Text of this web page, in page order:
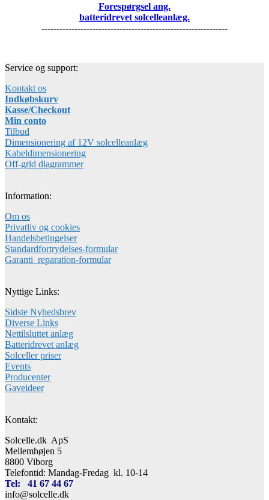
Forespørgsel ang.
batteridrevet solcelleanlæg.
--------------------------------------------------------------
Service og support:
Kontakt os
Indkøbskurv
Kasse/Checkout
Min conto
Tilbud
Dimensionering af 12V solcelleanlæg
Kabeldimensionering
Off-grid diagrammer
Information:
Om os
Privatliv og cookies
Handelsbetingelser
Standardfortrydelses-formular
Garanti_reparation-formular
Nyttige Links:
Sidste Nyhedsbrev
Diverse Links
Nettilsluttet anlæg
Batteridrevet anlæg
Solceller priser
Events
Producenter
Gaveideer
Kontakt:
Solcelle.dk ApS
Mellemhøjen 5
8800 Viborg
Telefontid: Mandag-Fredag kl. 10-14
Tel: 41 67 44 67
info@solcelle.dk